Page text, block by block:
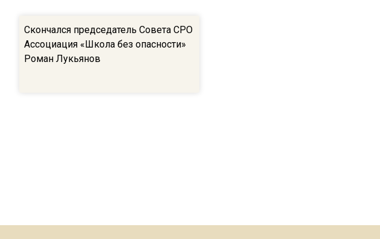
Скончался председатель Совета СРО
Ассоциация «Школа без опасности»
Роман Лукьянов